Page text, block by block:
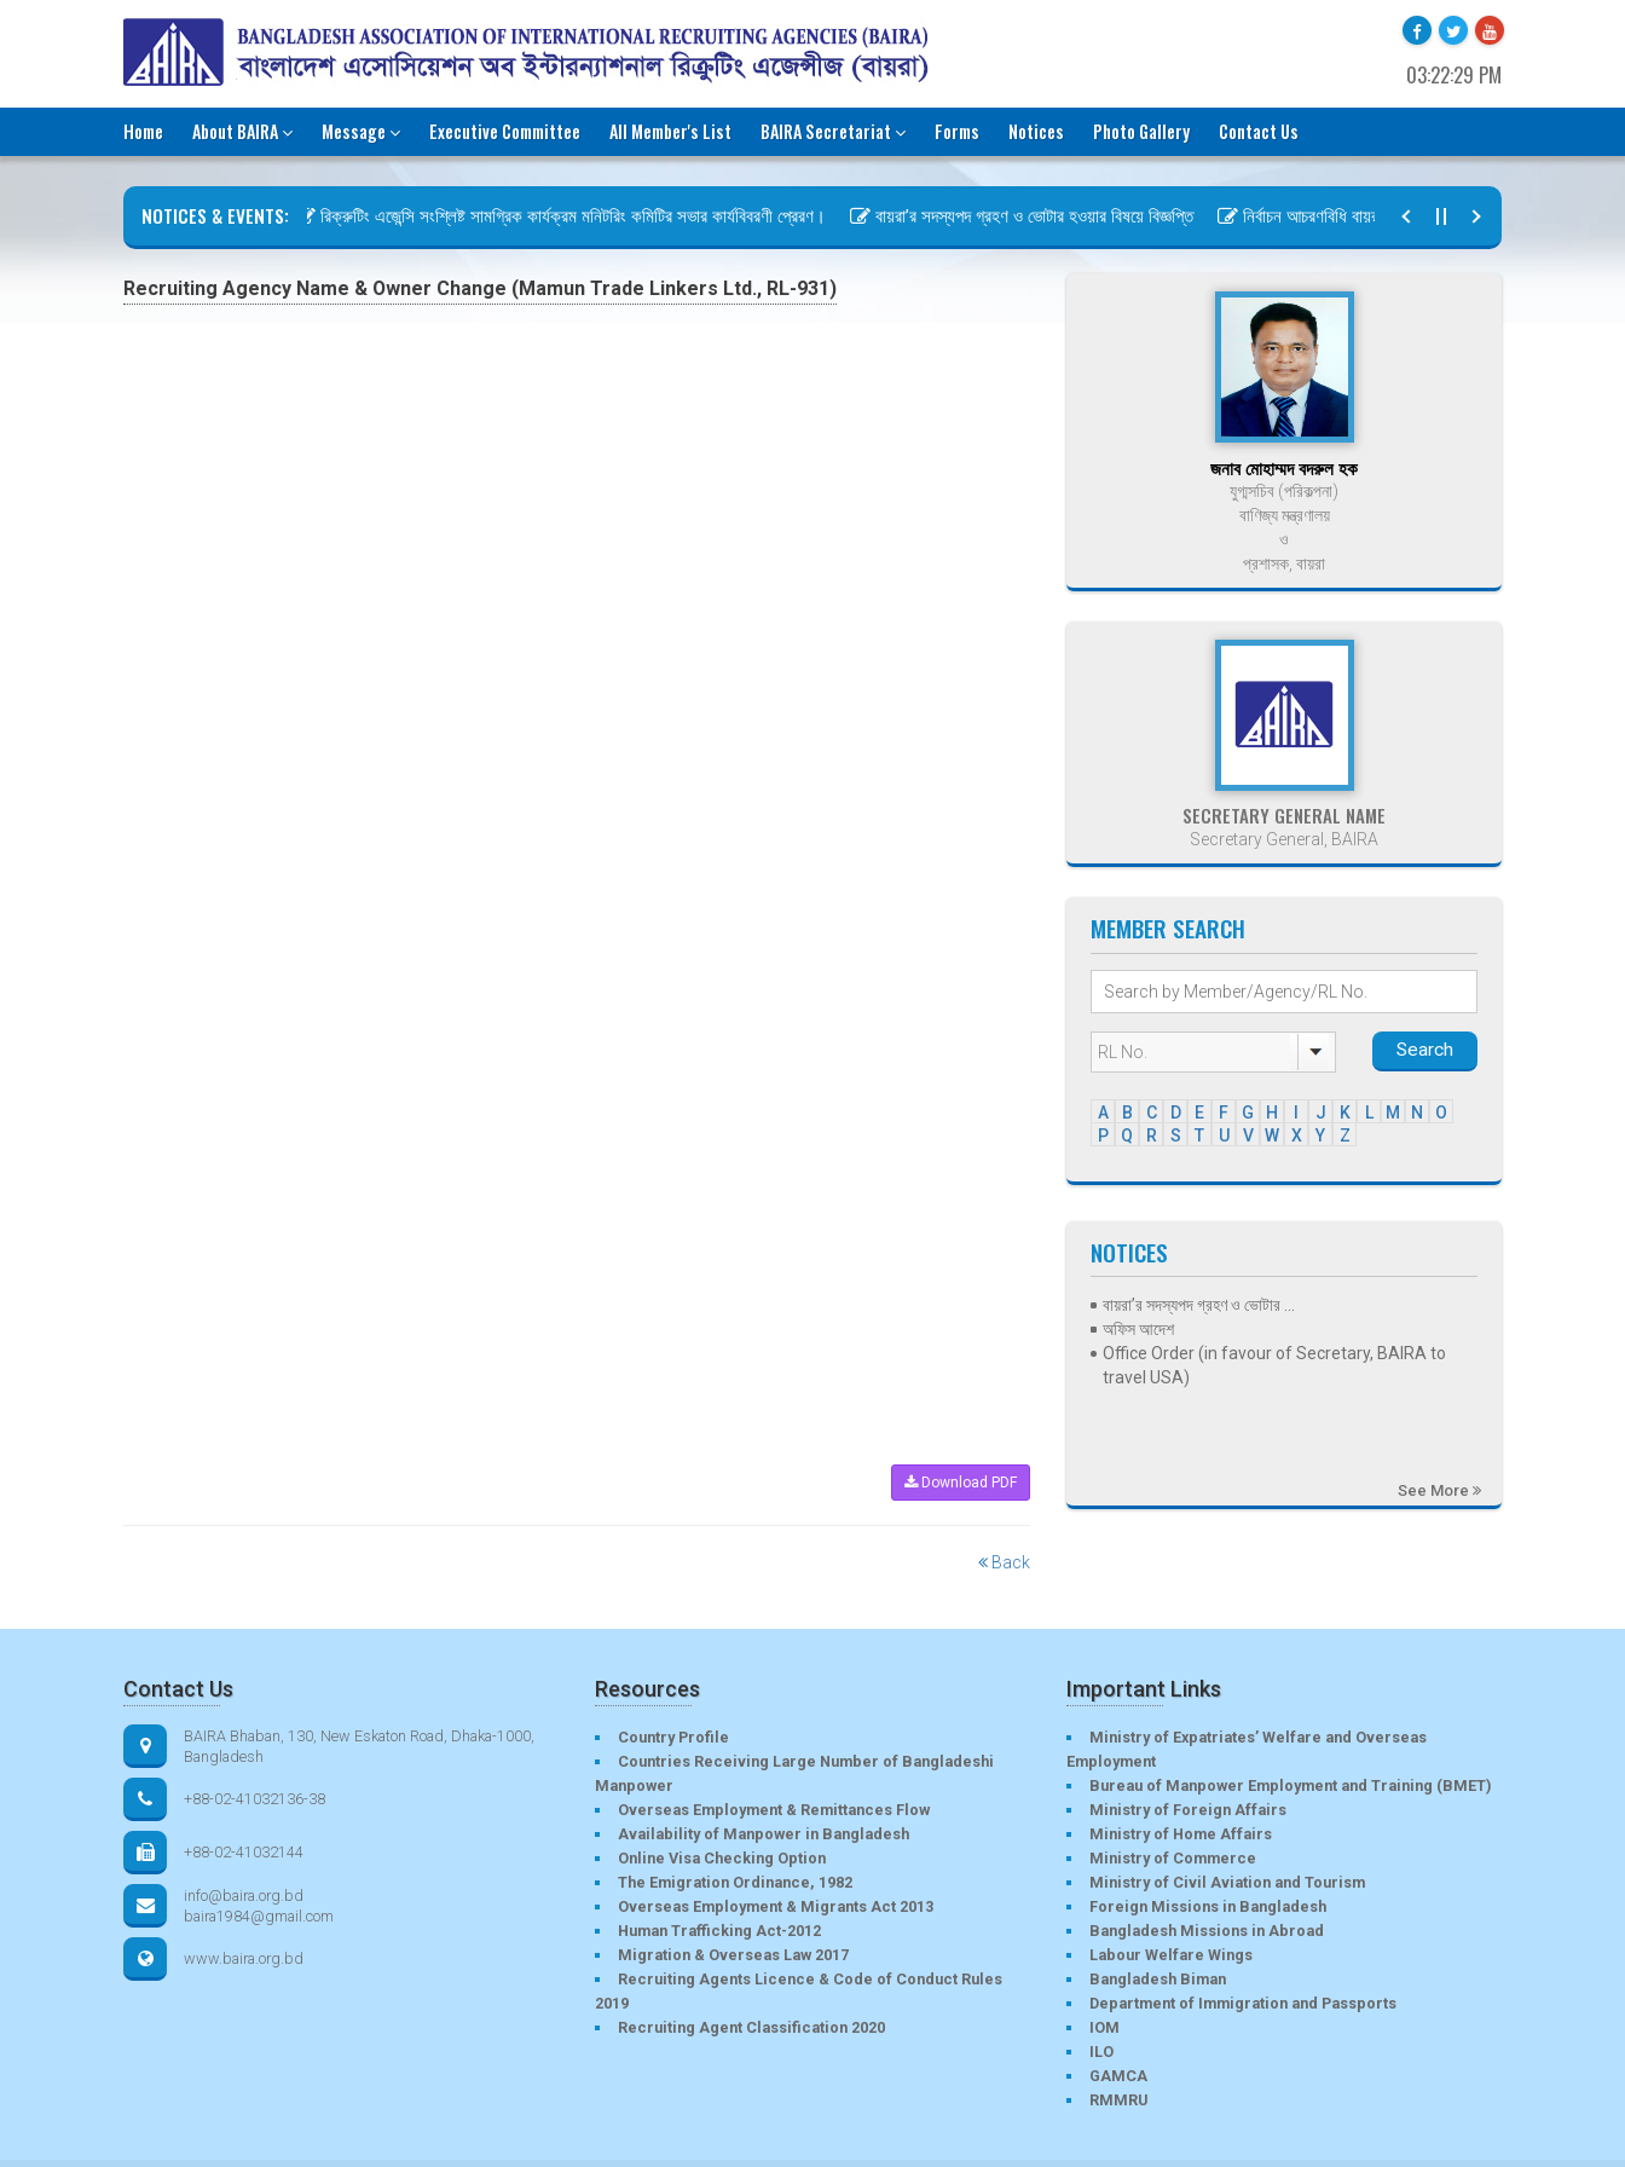
03:22:29 PM
Home About BAIRA Message Executive Committee All Member's List BAIRA Secretariat Forms Notices Photo Gallery Contact Us
NOTICES & EVENTS: রিক্রুটিং এজেন্সি সংশ্লিষ্ট সামগ্রিক কার্যক্রম মনিটরিং কমিটির সভার কার্যবিবরণী প্রেরণ। বায়রা’র সদস্যপদ গ্রহণ ও ভোটার হওয়ার বিষয়ে বিজ্ঞপ্তি নির্বাচন আচরণবিধি বায়রা ২০২৬-২০২৮
Recruiting Agency Name & Owner Change (Mamun Trade Linkers Ltd., RL-931)
Download PDF
Back
জনাব মোহাম্মদ বদরুল হক
যুগ্মসচিব (পরিকল্পনা)
বাণিজ্য মন্ত্রণালয়
ও
প্রশাসক, বায়রা
SECRETARY GENERAL NAME
Secretary General, BAIRA
MEMBER SEARCH
Search
A B C D E F G H J K L M N
O
P
Q R S T U V W X Y Z
NOTICES
বায়রা’র সদস্যপদ গ্রহণ ও ভোটার ...
অফিস আদেশ
Office Order (in favour of Secretary, BAIRA to
travel USA)
See More
Contact Us
BAIRA Bhaban, 130, New Eskaton Road, Dhaka-1000,
Bangladesh
+88-02-41032136-38
+88-02-41032144
info@baira.org.bd
baira1984@gmail.com
www.baira.org.bd
Resources
Country Profile
Countries Receiving Large Number of Bangladeshi
Manpower
Overseas Employment & Remittances Flow
Availability of Manpower in Bangladesh
Online Visa Checking Option
The Emigration Ordinance, 1982
Overseas Employment & Migrants Act 2013
Human Trafficking Act-2012
Migration & Overseas Law 2017
Recruiting Agents Licence & Code of Conduct Rules
2019
Recruiting Agent Classification 2020
Important Links
Ministry of Expatriates’ Welfare and Overseas
Employment
Bureau of Manpower Employment and Training (BMET)
Ministry of Foreign Affairs
Ministry of Home Affairs
Ministry of Commerce
Ministry of Civil Aviation and Tourism
Foreign Missions in Bangladesh
Bangladesh Missions in Abroad
Labour Welfare Wings
Bangladesh Biman
Department of Immigration and Passports
IOM
ILO
GAMCA
RMMRU